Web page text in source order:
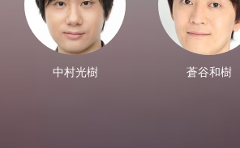
中村光樹 蒼谷和樹